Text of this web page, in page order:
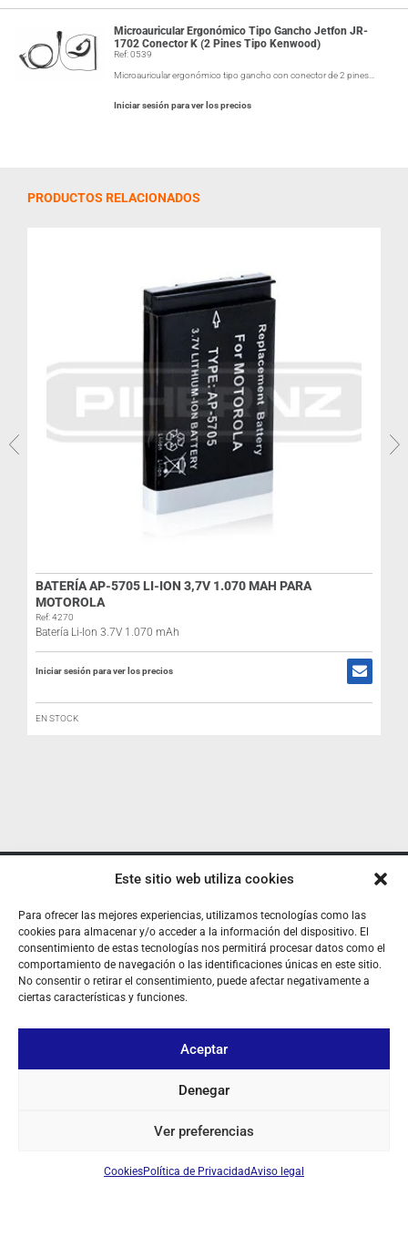
Este sitio web utiliza cookies
Para ofrecer las mejores experiencias, utilizamos tecnologías como las
cookies para almacenar y/o acceder a la información del dispositivo. El
consentimiento de estas tecnologías nos permitirá procesar datos como el
comportamiento de navegación o las identificaciones únicas en este sitio.
No consentir o retirar el consentimiento, puede afectar negativamente a
ciertas características y funciones.
Aceptar
Denegar
Ver preferencias
CookiesPolítica de PrivacidadAviso legal
Microauricular Ergonómico Tipo Gancho Jetfon JR-
1702 Conector K (2 Pines Tipo Kenwood)
Ref: 0539
Microauricular ergonómico tipo gancho con conector de 2 pines…
Iniciar sesión para ver los precios
PRODUCTOS RELACIONADOS
BATERÍA AP-5705 LI-ION 3,7V 1.070 MAH PARA
MOTOROLA
Ref: 4270
Batería Li-Ion 3.7V 1.070 mAh
Iniciar sesión para ver los precios
EN STOCK
SOBRE NOSOTROS
TU CUENTA
CONTACTO
SÍGUENOS
+ 34 933 348 800
info@pihernz.com